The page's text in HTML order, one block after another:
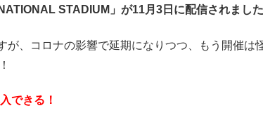
STADIUM」が11月3日に配信されました
、コロナの影響で延期になりつつ、もう開催は
できる！